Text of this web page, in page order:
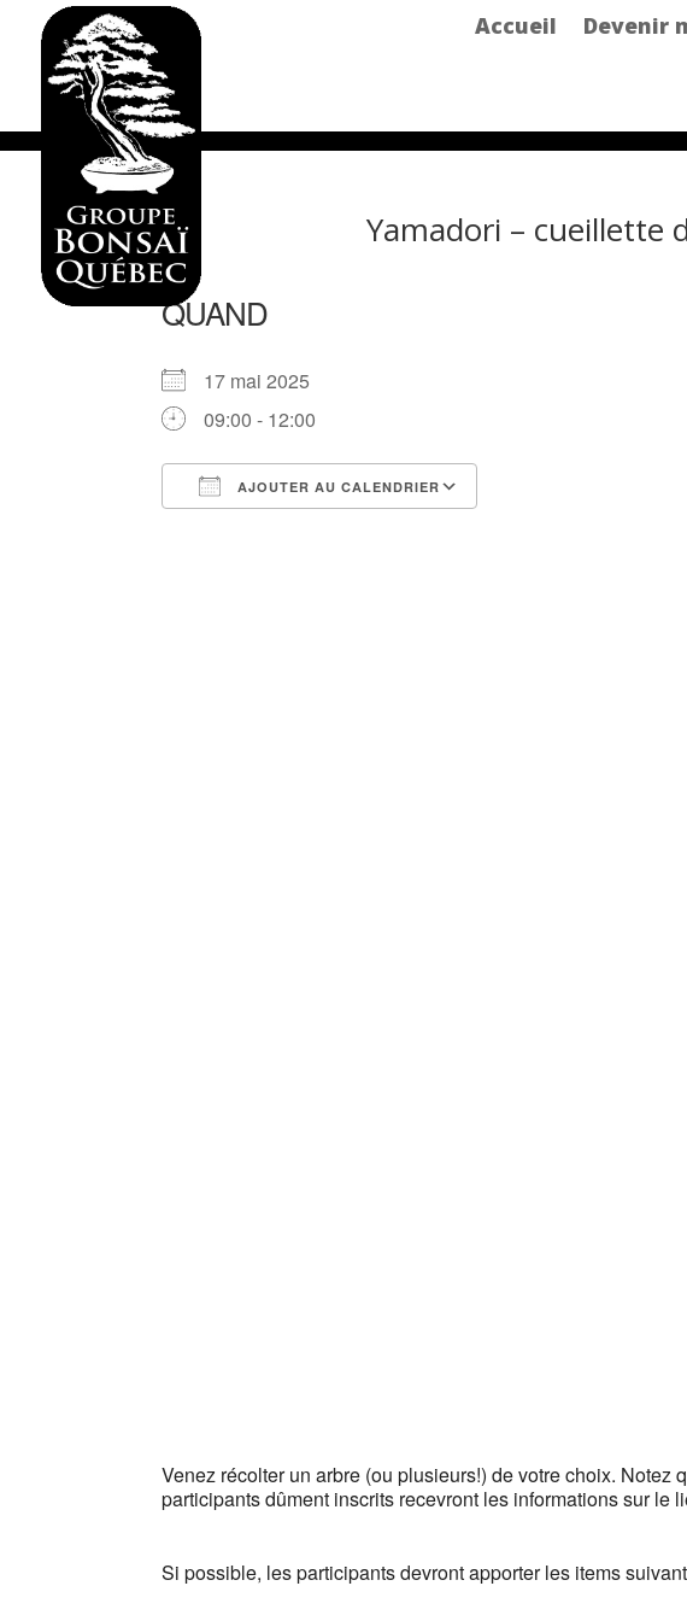
Accueil Devenir
Yamadori – cueillette
QUAND
17 mai 2025
09:00 - 12:00
AJOUTER AU CALENDRIER
Venez récolter un arbre (ou plusieurs!) de votre choix.
participants dûment inscrits recevront les informations sur le
Si possible, les participants devront apporter les items